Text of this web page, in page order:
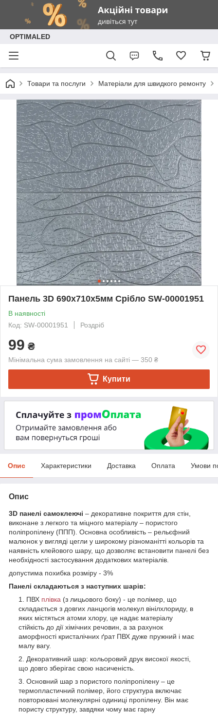
OPTIMALED
Товари та послуги Матеріали для швидкого ремонту
Панель 3D 690х710х5мм Срібло SW-00001951
В наявності
Код: SW-00001951
Роздріб
99 ₴
Мінімальна сума замовлення на сайті — 350 ₴
Купити
Опис Характеристики Доставка Оплата Умови
Опис
3D панелі самоклеючі – декоративне покриття для стін,
виконане з легкого та міцного матеріалу – пористого
поліпропілену (ППП). Основна особливість – рельєфний
малюнок у вигляді цегли у широкому різноманітті кольорів та
наявність клейового шару, що дозволяє встановити панелі без
необхідності застосування додаткових матеріалів.
допустима похибка розміру - 3%
Панелі складаються з наступних шарів:
ПВХ плівка (з лицьового боку) - це полімер, що
складається з довгих ланцюгів молекул вінілхлориду, в
яких містяться атоми хлору, це надає матеріалу
стійкість до дії хімічних речовин, а за рахунок
аморфності кристалічних ґрат ПВХ дуже пружний і має
малу вагу.
Декоративний шар: кольоровий друк високої якості,
що довго зберігає свою насиченість.
Основний шар з пористого поліпропілену – це
термопластичний полімер, його структура включає
повторювані молекулярні одиниці пропілену. Він має
пористу структуру, завдяки чому має гарну